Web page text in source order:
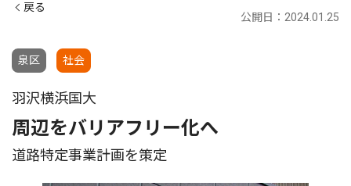
戻る
泉区 社会
公開日：2024.01.25
羽沢横浜国大
周辺をバリアフリー化へ
道路特定事業計画を策定